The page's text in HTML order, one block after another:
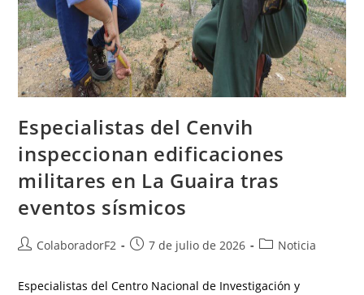
Especialistas del Cenvih
inspeccionan edificaciones
militares en La Guaira tras
eventos sísmicos
ColaboradorF2 7 de julio de 2026 Noticia
Especialistas del Centro Nacional de Investigación y